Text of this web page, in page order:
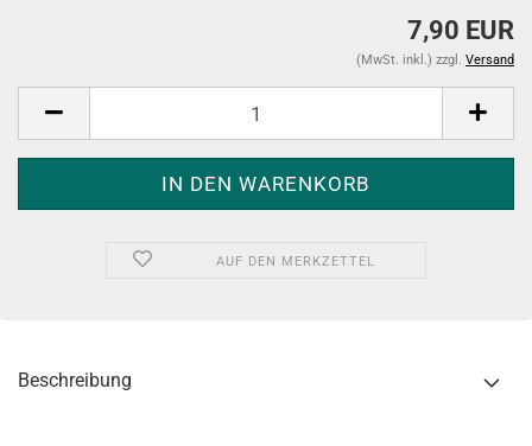
7,90 EUR
(MwSt. inkl.) zzgl. Versand
AUF DEN MERKZETTEL
Beschreibung